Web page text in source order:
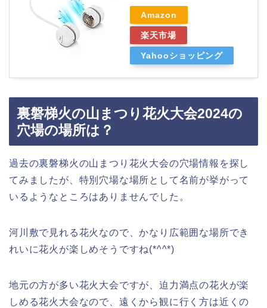
Amazon
楽天市場
Yahooショッピング
裏磐梯火の山まつり花火大会2024の
穴場の場所は？
過去の裏磐梯火の山まつり花火大会の穴場情報を探し
てみましたが、特別穴場な場所として名前が挙がって
いるようなところはありませんでした。
河川敷で見れる花火なので、かなり広範囲な場所でき
れいに花火が楽しめそうですね(*^^*)
地元の方が多い花火大会ですが、迫力満点の花火が楽
しめる花火大会なので、遠くから観に行く方は近くの